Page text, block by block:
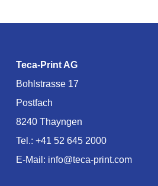
Teca-Print AG
Bohlstrasse 17
Postfach
8240 Thayngen
Tel.: +41 52 645 2000
E-Mail: info@teca-print.com